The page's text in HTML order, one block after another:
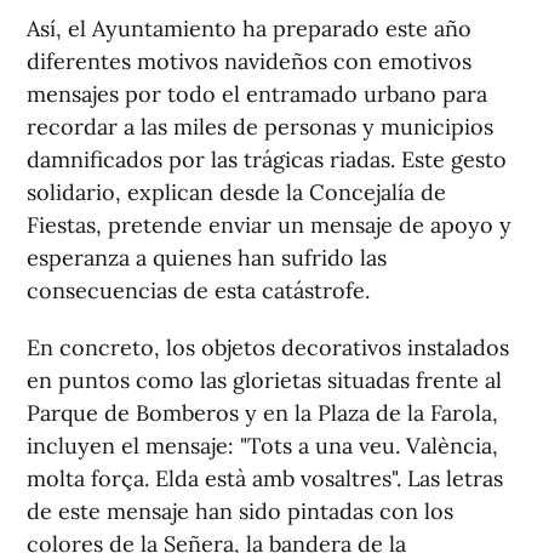
Así, el Ayuntamiento ha preparado este año
diferentes motivos navideños con emotivos
mensajes por todo el entramado urbano para
recordar a las miles de personas y municipios
damnificados por las trágicas riadas. Este gesto
solidario, explican desde la Concejalía de
Fiestas, pretende enviar un mensaje de apoyo y
esperanza a quienes han sufrido las
consecuencias de esta catástrofe.
En concreto, los objetos decorativos instalados
en puntos como las glorietas situadas frente al
Parque de Bomberos y en la Plaza de la Farola,
incluyen el mensaje: "Tots a una veu. València,
molta força. Elda està amb vosaltres". Las letras
de este mensaje han sido pintadas con los
colores de la Señera, la bandera de la